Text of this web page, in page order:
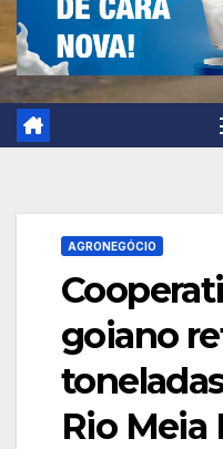
AGRONEGÓCIO
goiano
Rio Meia